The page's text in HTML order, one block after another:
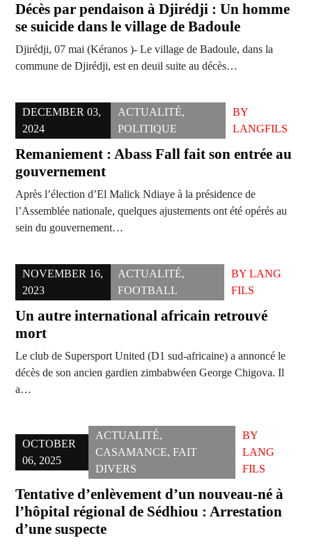
Décès par pendaison à Djirédji : Un homme
se suicide dans le village de Badoule
Djirédji, 07 mai (Kéranos )- Le village de Badoule, dans la
commune de Djirédji, est en deuil suite au décès…
DECEMBER 03,
2024
ACTUALITÉ,
POLITIQUE
BY
LANGFILS
Remaniement : Abass Fall fait son entrée au
gouvernement
Après l’élection d’El Malick Ndiaye à la présidence de
l’Assemblée nationale, quelques ajustements ont été opérés au
sein du gouvernement…
NOVEMBER 16,
2023
ACTUALITÉ,
FOOTBALL
BYLANG
FILS
Un autre international africain retrouvé
mort
Le club de Supersport United (D1 sud-africaine) a annoncé le
décès de son ancien gardien zimbabwéen George Chigova. Il
a…
OCTOBER
06, 2025
ACTUALITÉ,
CASAMANCE, FAIT
DIVERS
BY
LANG
FILS
Tentative d’enlèvement d’un nouveau-né à
l’hôpital régional de Sédhiou : Arrestation
d’une suspecte